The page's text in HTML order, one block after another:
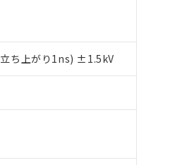
ち上がり1ns) ±1.5kV
引・商談に必要な範囲で利用すること
に関して"
の「1.共同利用者の範囲」
す。
では、対応完了までの期間は出荷製品
た。
から、特段のことがない限り、2022
ださい。